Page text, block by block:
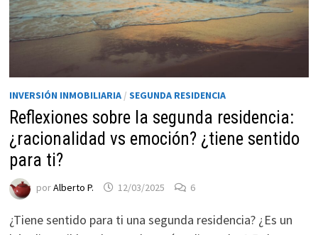
INVERSIÓN INMOBILIARIA/ SEGUNDA RESIDENCIA
Reflexiones sobre la segunda residencia:
¿racionalidad vs emoción? ¿tiene sentido
para ti?
porAlberto P. 12/03/2025 6
¿Tiene sentido para ti una segunda residencia? ¿Es un